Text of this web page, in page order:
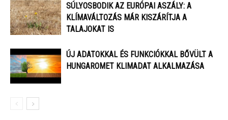
SÚLYOSBODIK AZ EURÓPAI ASZÁLY: A
KLÍMAVÁLTOZÁS MÁR KISZÁRÍTJA A
TALAJOKAT IS
ÚJ ADATOKKAL ÉS FUNKCIÓKKAL BŐVÜLT A
HUNGAROMET KLIMADAT ALKALMAZÁSA